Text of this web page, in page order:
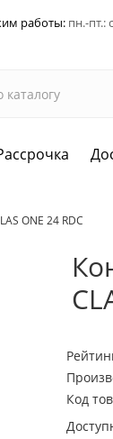
работы: пн.-пт.:
ONE 24 RDC
Код